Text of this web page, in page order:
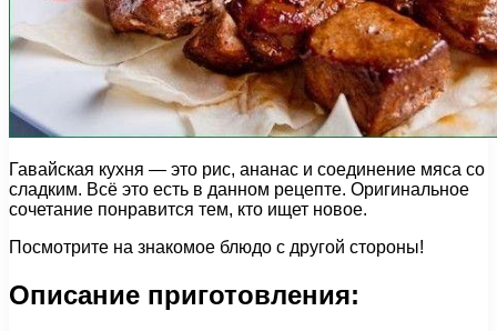
Гавайская кухня — это рис, ананас и соединение мяса со
сладким. Всё это есть в данном рецепте. Оригинальное
сочетание понравится тем, кто ищет новое.
Посмотрите на знакомое блюдо с другой стороны!
Описание приготовления: